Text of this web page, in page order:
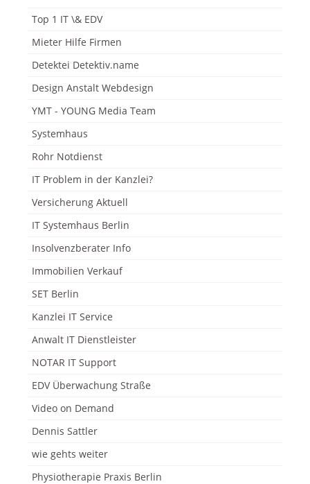
Top 1 IT \& EDV
Mieter Hilfe Firmen
Detektei Detektiv.name
Design Anstalt Webdesign
YMT - YOUNG Media Team
Systemhaus
Rohr Notdienst
IT Problem in der Kanzlei?
Versicherung Aktuell
IT Systemhaus Berlin
Insolvenzberater Info
Immobilien Verkauf
SET Berlin
Kanzlei IT Service
Anwalt IT Dienstleister
NOTAR IT Support
EDV Überwachung Straße
Video on Demand
Dennis Sattler
wie gehts weiter
Physiotherapie Praxis Berlin